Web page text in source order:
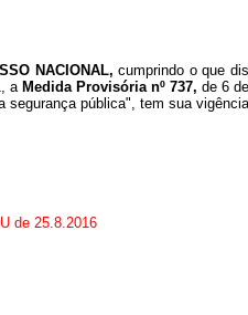
NACIONAL,cumprindo o que
a Medida Provisória nº 737,de 6
segurança pública", tem sua
de 25.8.2016